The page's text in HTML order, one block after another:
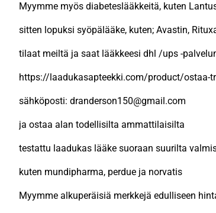
Myymme myös diabeteslääkkeitä, kuten
sitten lopuksi syöpälääke, kuten; Avastin,
tilaat meiltä ja saat lääkkeesi dhl /ups -
https://laadukasapteekki.com/product/ostaa-
sähköposti: dranderson150@gmail.com
ja ostaa alan todellisilta ammattilaisilta
testattu laadukas lääke suoraan suurilta
kuten mundipharma, perdue ja norvatis
Myymme alkuperäisiä merkkejä edulliseen